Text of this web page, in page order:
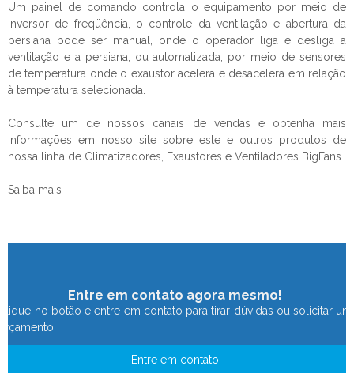
Um painel de comando controla o equipamento por meio de
inversor de freqüência, o controle da ventilação e abertura da
persiana pode ser manual, onde o operador liga e desliga a
ventilação e a persiana, ou automatizada, por meio de sensores
de temperatura onde o exaustor acelera e desacelera em relação
à temperatura selecionada.
Consulte um de nossos canais de vendas e obtenha mais
informações em nosso site sobre este e outros produtos de
nossa linha de Climatizadores, Exaustores e Ventiladores BigFans.
Saiba mais
Entre em contato agora mesmo!
no botão e entre em contato para tirar dúvidas ou solicitar um
Entre em contato